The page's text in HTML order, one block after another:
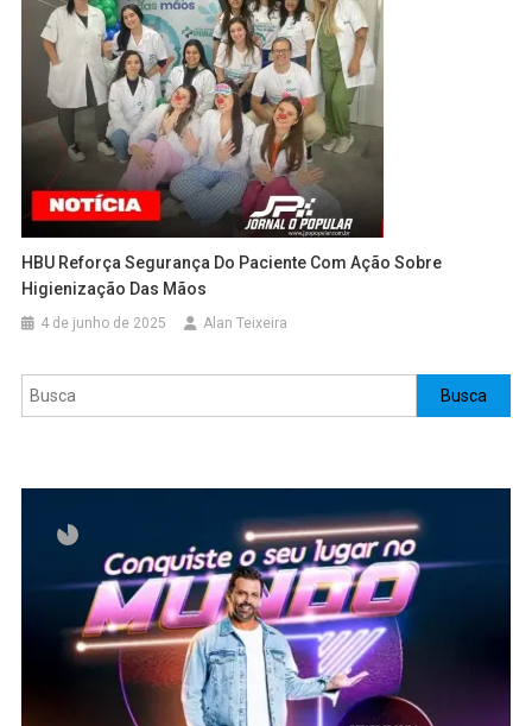
HBU Reforça Segurança Do Paciente Com Ação Sobre
Higienização Das Mãos
4 de junho de 2025 Alan Teixeira
Pesquisar Busca